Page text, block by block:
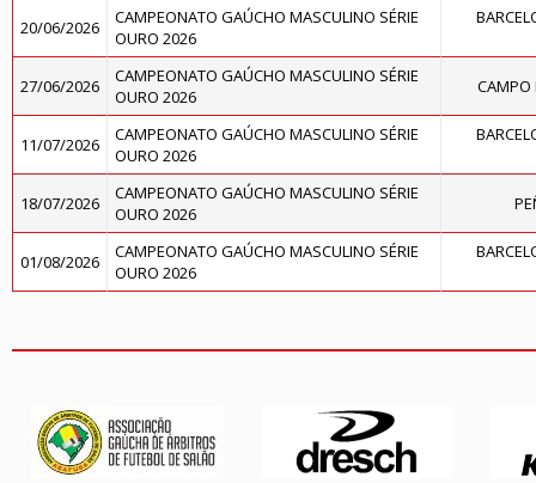
20/06/2026
CAMPEONATO GAÚCHO MASCULINO SÉRIE
OURO 2026
27/06/2026
CAMPEONATO GAÚCHO MASCULINO SÉRIE
OURO 2026
CAMPO
11/07/2026
CAMPEONATO GAÚCHO MASCULINO SÉRIE
OURO 2026
18/07/2026
CAMPEONATO GAÚCHO MASCULINO SÉRIE
OURO 2026
01/08/2026
CAMPEONATO GAÚCHO MASCULINO SÉRIE
OURO 2026